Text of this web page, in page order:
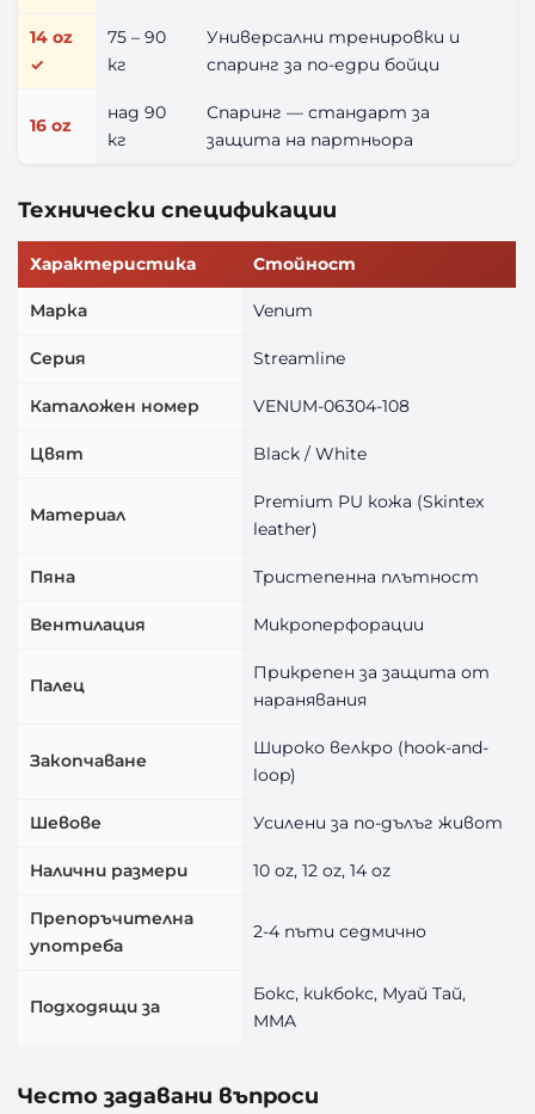
14 oz
✓
75 – 90
кг
Универсални тренировки и
спаринг за по-едри бойци
16 oz
над 90
кг
Спаринг — стандарт за
защита на партньора
Технически спецификации
Характеристика Стойност
Марка Venum
Серия Streamline
Каталожен номер VENUM-06304-108
Цвят Black / White
Материал
Premium PU кожа (Skintex
leather)
Пяна Тристепенна плътност
Вентилация Микроперфорации
Палец
Прикрепен за защита от
наранявания
Закопчаване
Широко велкро (hook-and-
loop)
Шевове Усилени за по-дълъг живот
Налични размери 10 oz, 12 oz, 14 oz
Препоръчителна
употреба
2-4 пъти седмично
Подходящи за
Бокс, кикбокс, Муай Тай,
MMA
Често задавани въпроси